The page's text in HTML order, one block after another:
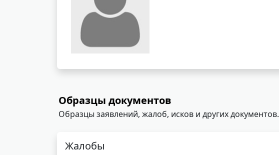
Образцы документов
Образцы заявлений, жалоб, исков и других документов.
Жалобы